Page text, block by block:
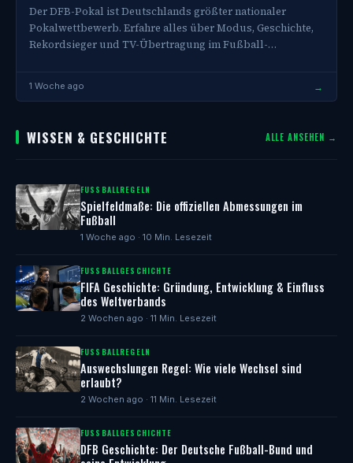
Der DFB-Pokal ist Deutschlands größter nationaler
Pokalwettbewerb. Erfahre alles über Modus, Geschichte,
Rekordsieger und TV-Übertragung im Fußball-
1 Woche ago →
WISSEN & GESCHICHTE ALLE ANSEHEN →
FUSSBALLREGELN
Spielfeldmaße: Die offiziellen Abmessungen im
Fußball
1 Woche ago · 10 Min. Lesezeit
FUSSBALLGESCHICHTE
FIFA Geschichte: Gründung, Entwicklung & Einfluss
des Weltverbands
2 Wochen ago · 11 Min. Lesezeit
FUSSBALLREGELN
Auswechslungen Regel: Wie viele Wechsel sind
erlaubt?
2 Wochen ago · 11 Min. Lesezeit
FUSSBALLGESCHICHTE
DFB Geschichte: Der Deutsche Fußball-Bund und